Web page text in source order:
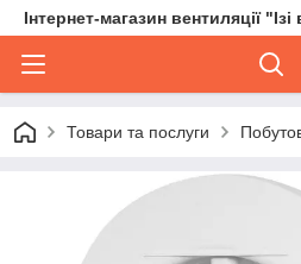
Інтернет-магазин вентиляції "Ізі
Товари та послуги